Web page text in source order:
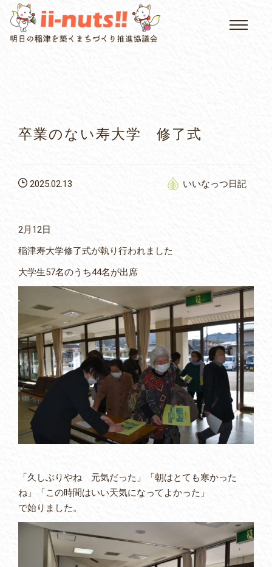
HOME
いなつについて
卒業のない寿大学 修了式
いいなっつ日記
2025.02.13
2月12日
稲津寿大学修了式が執り行われました
大学生57名のうち44名が出席
「久しぶりやね 元気だった」「朝はとても寒かった
ね」「この時間はいい天気になってよかった」
で始りました。